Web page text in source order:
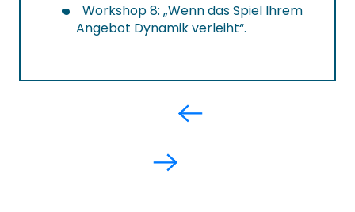
Workshop 8: „Wenn das Spiel Ihrem
Angebot Dynamik verleiht“.